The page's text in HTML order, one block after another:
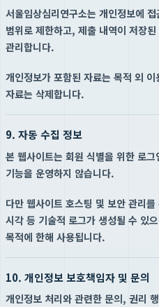
서울임상심리연구소는 개인정보에
범위로 제한하고, 제출 내역이 저장
관리합니다.
개인정보가 포함된 자료는 목적 외
자료는 삭제합니다.
9. 자동 수집 정보
본 웹사이트는 회원 식별을 위한 로
기능을 운영하지 않습니다.
다만 웹사이트 호스팅 및 보안 관리
시각 등 기술적 로그가 생성될 수 있
목적에 한해 사용됩니다.
10. 개인정보 보호책임자 및 문의
개인정보 처리와 관련한 문의, 권리